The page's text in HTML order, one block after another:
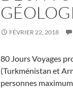
FÉVRIER 22, 2018
80 Jours Voyages
(Turkménistan et
personnes